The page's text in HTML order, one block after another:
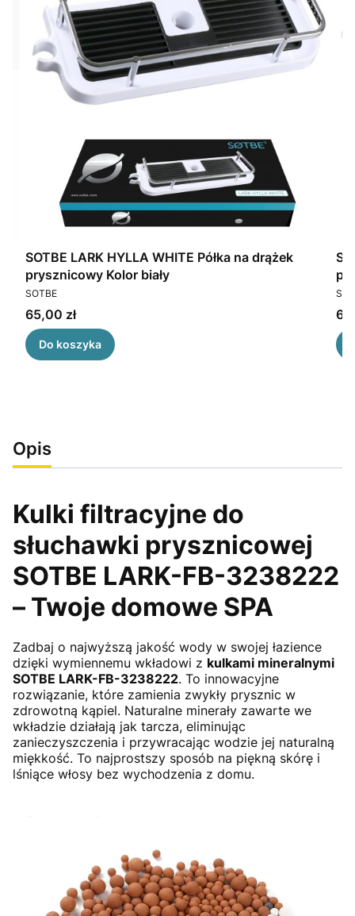
SOTBE LARK HYLLA WHITE Półka na drążek
prysznicowy Kolor biały
PRODUCENT
SOTBE
Cena
65,00 zł
Do koszyka
Opis
Kulki filtracyjne do
słuchawki prysznicowej
SOTBE LARK-FB-3238222
– Twoje domowe SPA
Zadbaj o najwyższą jakość wody w swojej łazience
dzięki wymiennemu wkładowi z kulkami mineralnymi
SOTBE LARK-FB-3238222. To innowacyjne
rozwiązanie, które zamienia zwykły prysznic w
zdrowotną kąpiel. Naturalne minerały zawarte we
wkładzie działają jak tarcza, eliminując
zanieczyszczenia i przywracając wodzie jej naturalną
miękkość. To najprostszy sposób na piękną skórę i
lśniące włosy bez wychodzenia z domu.